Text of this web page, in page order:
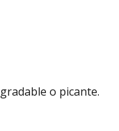
o picante.